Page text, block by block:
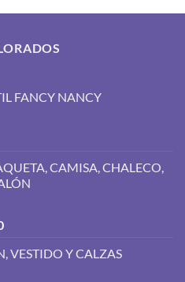
FANCY NANCY
CAMISA, CHALECO,
Rango
precios:
VESTIDO Y CALZAS